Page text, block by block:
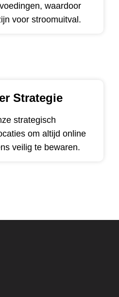
waardoor
voor stroomuitval.​
Strategie
strategisch
om altijd online
veilig te bewaren.